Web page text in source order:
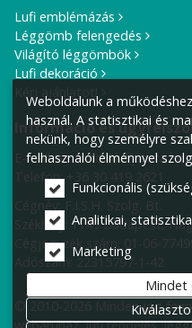
Lufi emblémázás
Léggömb felengedés
Világító léggömbök
Lufi dekoráció
Kérj ajánlatot!
Információ és
E-mail cím:info@lufiposta.hu
Telefon:+36 30 419 2621
Cégnév: F.I.S.H. Szolg. Bt.
Székhely: 1149 Budapest,
Cégjegyzék szám: 01-06-
Adószám: 22315797-1-42
© 2010-2026 Minden jog
Weboldalunk a
használ. A statisztikai és
nekünk, hogy személyre
felhasználói élménnyel
Funkcionális
Analitikai,
Marketing
Mindet